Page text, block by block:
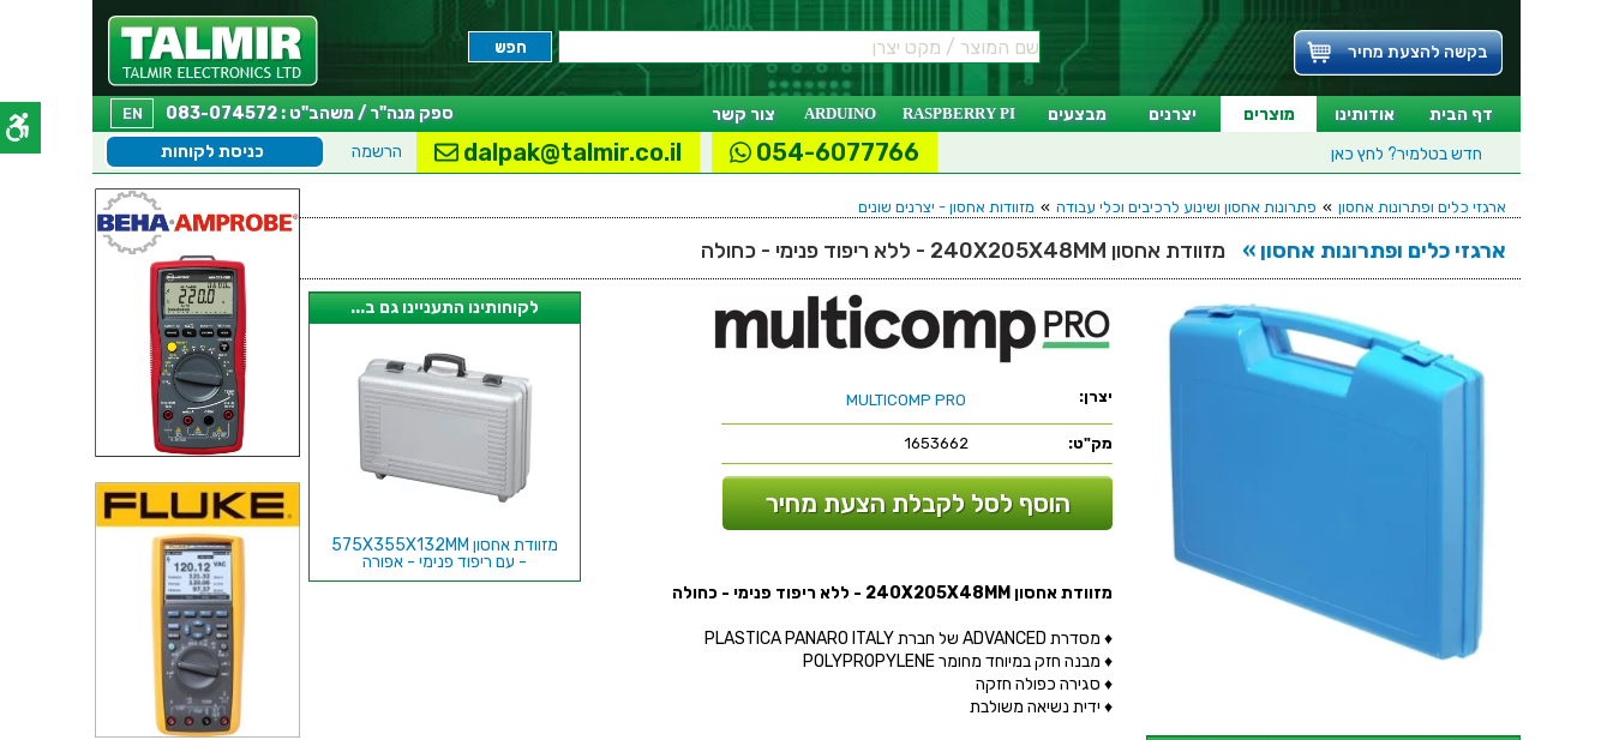
בקשה להצעת מחיר
דף הבית אודותינו מוצרים יצרנים מבצעים RASPBERRY PI
ARDUINO צור קשר EN
ספק מנה"ר / משהב"ט : 083-074572
חדש בטלמיר? לחץ כאן כניסת לקוחות הרשמה dalpak@talmir.co.il 054-6077766
ארגזי כלים ופתרונות אחסון » פתרונות אחסון ושינוע לרכיבים וכלי עבודה » מזוודות אחסון - יצרנים שונים
ארגזי כלים ופתרונות אחסון » מזוודת אחסון 240X205X48MM - ללא ריפוד פנימי - כחולה
יצרן: MULTICOMP PRO
מק"ט: 1653662
הוסף לסל לקבלת הצעת מחיר
לקוחותינו התעניינו גם ב...
מזוודת אחסון 575X355X132MM
- עם ריפוד פנימי - אפורה
מזוודת אחסון 240X205X48MM - ללא ריפוד פנימי - כחולה
♦ מסדרת ADVANCED של חברת PLASTICA PANARO ITALY
♦ מבנה חזק במיוחד מחומר POLYPROPYLENE
♦ סגירה כפולה חזקה
♦ ידית נשיאה משולבת